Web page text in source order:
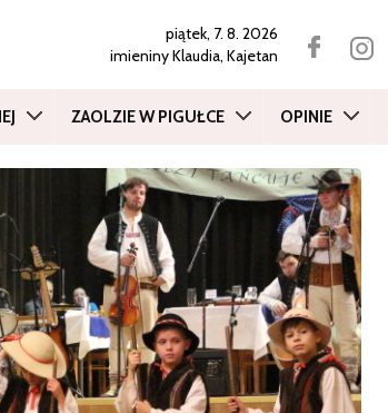
piątek, 7. 8. 2026
imieninyKlaudia, Kajetan
ZAOLZIE W PIGUŁCE OPINIE